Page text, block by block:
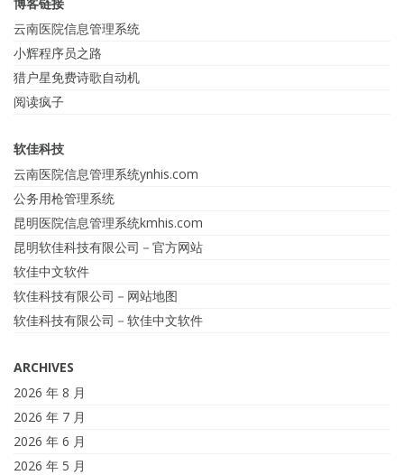
云南医院信息管理系统
小辉程序员之路
猎户星免费诗歌自动机
阅读疯子
软佳科技
云南医院信息管理系统ynhis.com
公务用枪管理系统
昆明医院信息管理系统kmhis.com
昆明软佳科技有限公司－官方网站
软佳中文软件
软佳科技有限公司－网站地图
软佳科技有限公司－软佳中文软件
ARCHIVES
2026 年 8 月
2026 年 7 月
2026 年 6 月
2026 年 5 月